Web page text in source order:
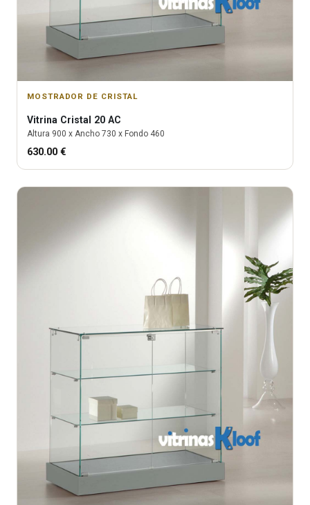
MOSTRADOR DE CRISTAL
Vitrina Cristal 20 AC
Altura 900 x Ancho 730 x Fondo 460
630.00 €